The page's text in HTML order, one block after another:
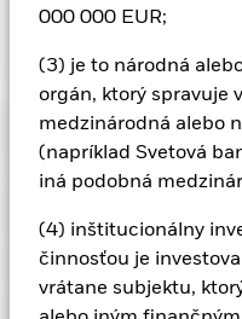
000 000 EUR;
(3) je to národná
orgán, ktorý spravuje
medzinárodná alebo
(napríklad Svetová
iná podobná
(4) inštitucionálny
činnosťou je
vrátane subjektu,
BGF Next Generation
Výkonnosť
Zobraziť celú tabuľku
podliehajú absencii alebo
vlastníctva, rýchlym
nariadeniam a konkurencii.
v špecifických sektoroch,
spoločnostiach. To
Čisté aktíva fondu
Ukazovateľ